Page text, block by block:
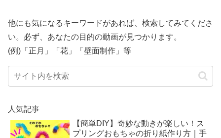
他にも気になるキーワードがあれば、検索してみてくださ
い。必ず、あなたの目的の動画が見つかります。
(例)「正月」「花」「壁面制作」等
人気記事
【簡単DIY】奇妙な動きが楽しい！ス
プリングおもちゃの折り紙作り方｜手